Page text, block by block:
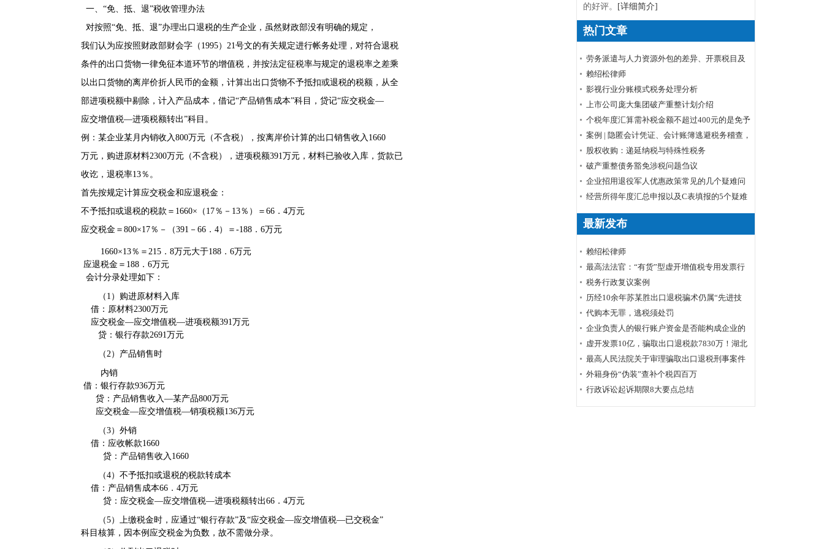
一、“免、抵、退”税收管理办法
对按照“免、抵、退”办理出口退税的生产企业，虽然财政部没有明确的规定，
我们认为应按照财政部财会字（1995）21号文的有关规定进行帐务处理，对符合退税
条件的出口货物一律免征本道环节的增值税，并按法定征税率与规定的退税率之差乘
以出口货物的离岸价折人民币的金额，计算出出口货物不予抵扣或退税的税额，从全
部进项税额中剔除，计入产品成本，借记“产品销售成本”科目，贷记“应交税金—
应交增值税—进项税额转出”科目。
例：某企业某月内销收入800万元（不含税），按离岸价计算的出口销售收入1660
万元，购进原材料2300万元（不含税），进项税额391万元，材料已验收入库，货款已
收讫，退税率13％。
首先按规定计算应交税金和应退税金：
不予抵扣或退税的税款＝1660×（17％－13％）＝66．4万元
应交税金＝800×17％－（391－66．4）＝-188．6万元
1660×13％＝215．8万元大于188．6万元
应退税金＝188．6万元
会计分录处理如下：
（1）购进原材料入库
借：原材料2300万元
应交税金—应交增值税—进项税额391万元
贷：银行存款2691万元
（2）产品销售时
内销
借：银行存款936万元
贷：产品销售收入—某产品800万元
应交税金—应交增值税—销项税额136万元
（3）外销
借：应收帐款1660
贷：产品销售收入1660
（4）不予抵扣或退税的税款转成本
借：产品销售成本66．4万元
贷：应交税金—应交增值税—进项税额转出66．4万元
（5）上缴税金时，应通过“银行存款”及“应交税金—应交增值税—已交税金”
科目核算，因本例应交税金为负数，故不需做分录。
的好评。 [详细简介]
热门文章
劳务派遣与人力资源外包的差异、开票税目及
税率
赖绍松律师
影视行业分账模式税务处理分析
上市公司庞大集团破产重整计划介绍
个税年度汇算需补税金额不超过400元的是免予
申报还是免予补缴
案例 | 隐匿会计凭证、会计账簿逃避税务稽查，
小心被判刑！
股权收购：递延纳税与特殊性税务
破产重整债务豁免涉税问题刍议
企业招用退役军人优惠政策常见的几个疑难问
题解答
经营所得年度汇总申报以及C表填报的5个疑难
问题
最新发布
赖绍松律师
最高法法官：“有货”型虚开增值税专用发票行
为定性
税务行政复议案例
历经10余年苏某胜出口退税骗术仍属“先进技
术”，福州国税稽查局相应的查骗方法仍非常管
用
代购本无罪，逃税须处罚
企业负责人的银行账户资金是否能构成企业的
应税收入？
虚开发票10亿，骗取出口退税款7830万！湖北
破获链条式骗税案
最高人民法院关于审理骗取出口退税刑事案件
具体应用法律若干问题的解释辑
外籍身份“伪装”查补个税四百万
行政诉讼起诉期限8大要点总结